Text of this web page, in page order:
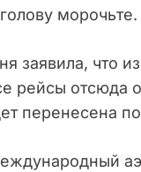
морочьте.
заявила, что
рейсы отсюда
перенесена